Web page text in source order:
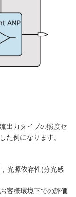
出力タイプの照度セ
た例になります。
光源依存性(分光感
客様環境下での評価